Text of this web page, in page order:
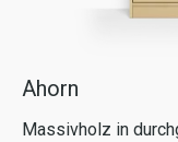
Ahorn
Massivholz in